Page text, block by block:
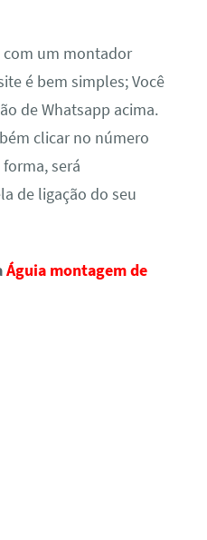
com um montador
é bem simples; Você
de Whatsapp acima.
clicar no número
será
de ligação do seu
Águia montagem de